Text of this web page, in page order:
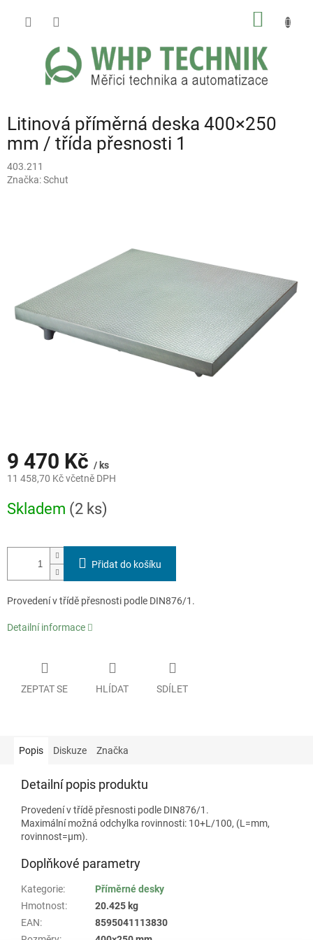
Litinová příměrná deska 400×250
mm / třída přesnosti 1
403.211
Značka:Schut
9 470 Kč / ks
11 458,70 Kč včetně DPH
cena:
Skladem (2 ks)
Přidat do košíku
Provedení v třídě přesnosti podle DIN876/1.
Detailní informace
ZEPTAT SE HLÍDAT SDÍLET
Popis Diskuze Značka
Detailní popis produktu
Provedení v třídě přesnosti podle DIN876/1.
Maximální možná odchylka rovinnosti: 10+L/100, (L=mm,
rovinnost=µm).
Doplňkové parametry
Kategorie:
Příměrné desky
Hmotnost:
20.425 kg
EAN:
8595041113830